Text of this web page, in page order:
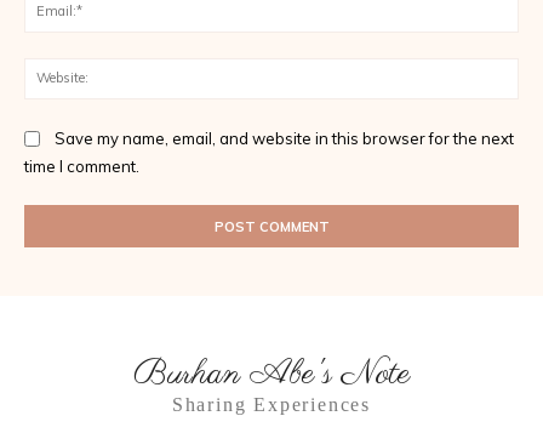
Save my name, email, and website in this browser for the next
time I comment.
Burhan Abe's Note
Sharing Experiences